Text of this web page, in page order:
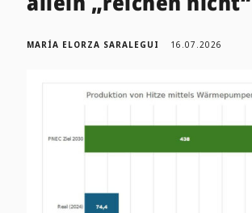
MARÍA ELORZA SARALEGUI 16.07.2026